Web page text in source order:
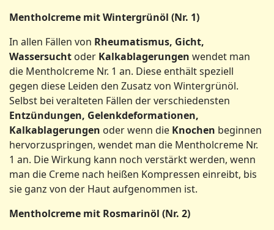
Mentholcreme mit Wintergrünöl (Nr. 1)
In allen Fällen von Rheumatismus, Gicht,
Wassersucht oder Kalkablagerungen wendet man
die Mentholcreme Nr. 1 an. Diese enthält speziell
gegen diese Leiden den Zusatz von Wintergrünöl.
Selbst bei veralteten Fällen der verschiedensten
Entzündungen, Gelenkdeformationen,
Kalkablagerungen oder wenn die Knochen beginnen
hervorzuspringen, wendet man die Mentholcreme Nr.
1 an. Die Wirkung kann noch verstärkt werden, wenn
man die Creme nach heißen Kompressen einreibt, bis
sie ganz von der Haut aufgenommen ist.
Mentholcreme mit Rosmarinöl (Nr. 2)